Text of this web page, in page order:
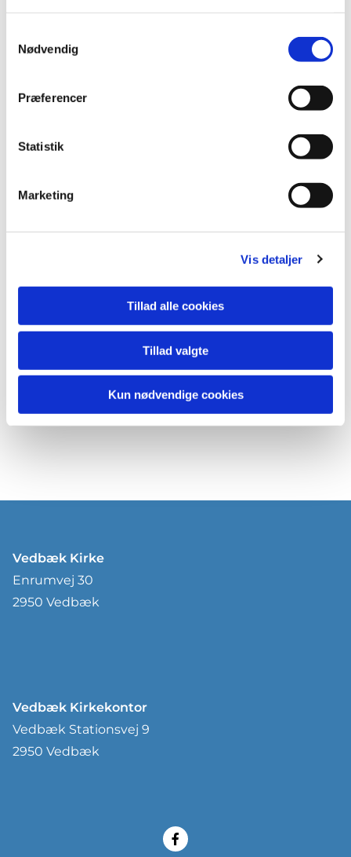
Nødvendig
Præferencer
Statistik
Marketing
Vis detaljer
Tillad alle cookies
Tillad valgte
Kun nødvendige cookies
Du vil måske også kunne
Vedbæk Kirke
Enrumvej 30
2950 Vedbæk
Vedbæk Kirkekontor
Vedbæk Stationsvej 9
2950 Vedbæk